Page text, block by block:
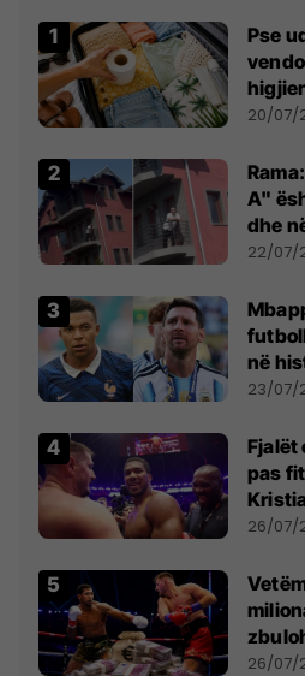
Pse
20/07/
A"
dhe
22/07/
në
23/07/
Fjalët
pas
26/07/
e
26/07/